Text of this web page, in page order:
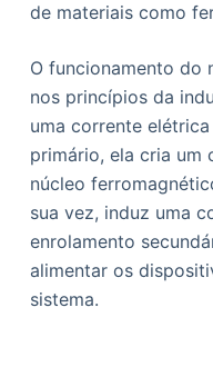
de materiais como
O funcionamento do
nos princípios da
uma corrente
primário, ela cria um
núcleo
sua vez, induz uma
enrolamento
alimentar os
sistema.